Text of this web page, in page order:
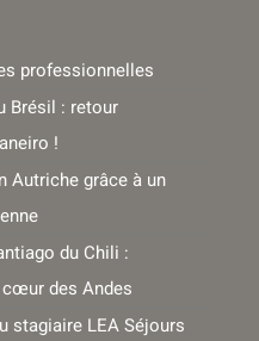
professionnelles
Brésil : retour
!
Autriche grâce à un
du Chili :
cœur des Andes
stagiaire LEA Séjours